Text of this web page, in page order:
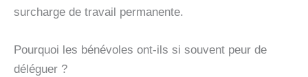
surcharge de travail permanente.
Pourquoi les bénévoles ont-ils si souvent peur de
déléguer ?